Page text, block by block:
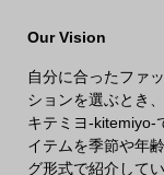
Our Vision
自分に合ったファ
ションを選ぶとき
キテミヨ-kitemiyo-
イテムを季節や年
グ形式で紹介してい